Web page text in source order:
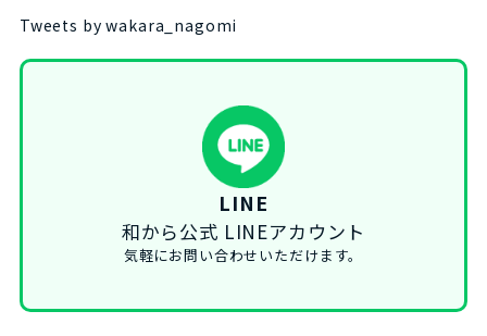
Tweets by wakara_nagomi
LINE
和から公式 LINEアカウント
気軽にお問い合わせいただけます。